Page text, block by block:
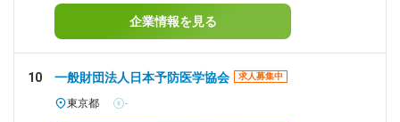
企業情報を見る
10 一般財団法人日本予防医学協会 求人募集中
東京都 -